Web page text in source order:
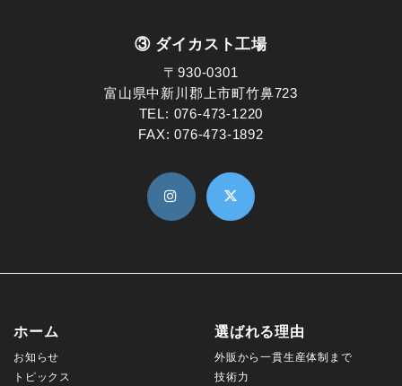
③ ダイカスト工場
〒930-0301
富山県中新川郡上市町竹鼻723
TEL: 076-473-1220
FAX: 076-473-1892
ホーム
お知らせ
トピックス
選ばれる理由
外販から一貫生産体制まで
技術力